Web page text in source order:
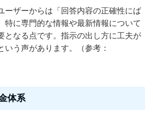
ーザーからは「回答内容の正確性にば
特に専門的な情報や最新情報について
となる点です。指示の出し方に工夫が
いう声があります。（参考：
体系